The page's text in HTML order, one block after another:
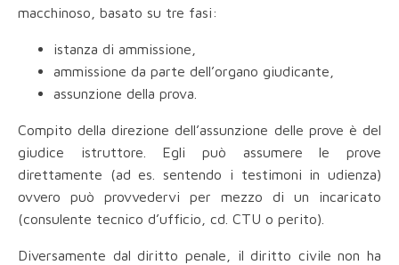
macchinoso, basato su tre fasi:
istanza di ammissione,
ammissione da parte dell’organo giudicante,
assunzione della prova.
Compito della direzione dell’assunzione delle prove è del
giudice istruttore. Egli può assumere le prove
direttamente (ad es. sentendo i testimoni in udienza)
ovvero può provvedervi per mezzo di un incaricato
(consulente tecnico d’ufficio, cd. CTU o perito).
Diversamente dal diritto penale, il diritto civile non ha